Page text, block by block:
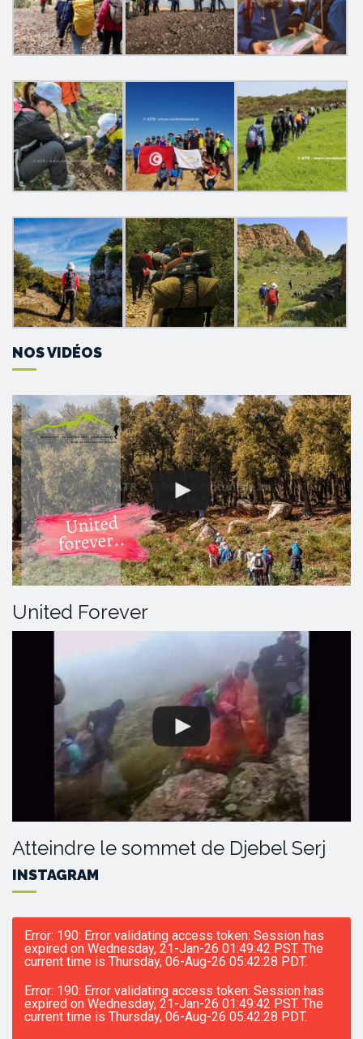
NOS VIDÉOS
United Forever
Atteindre le sommet de Djebel Serj
INSTAGRAM
Error: 190: Error validating access token: Session has
expired on Wednesday, 21-Jan-26 01:49:42 PST. The
current time is Thursday, 06-Aug-26 05:42:28 PDT.
Error: 190: Error validating access token: Session has
expired on Wednesday, 21-Jan-26 01:49:42 PST. The
current time is Thursday, 06-Aug-26 05:42:28 PDT.